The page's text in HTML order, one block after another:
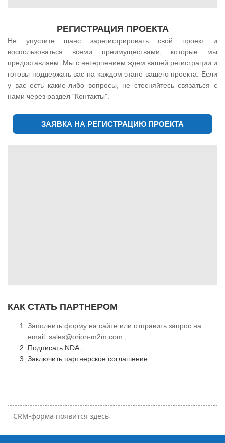
РЕГИСТРАЦИЯ ПРОЕКТА
Не упустите шанс зарегистрировать свой проект и
воспользоваться всеми преимуществами, которые мы
предоставляем. Мы с нетерпением ждем вашей регистрации и
готовы поддержать вас на каждом этапе вашего проекта. Если
у вас есть какие-либо вопросы, не стесняйтесь связаться с
нами через раздел "Контакты".
ЗАЯВКА НА РЕГИСТРАЦИЮ ПРОЕКТА
КАК СТАТЬ ПАРТНЕРОМ
Заполнить форму на сайте или отправить запрос на
email: sales@orion-m2m.com ;
Подписать NDA ;
Заключить партнерское соглашение .
CRM-форма появится здесь